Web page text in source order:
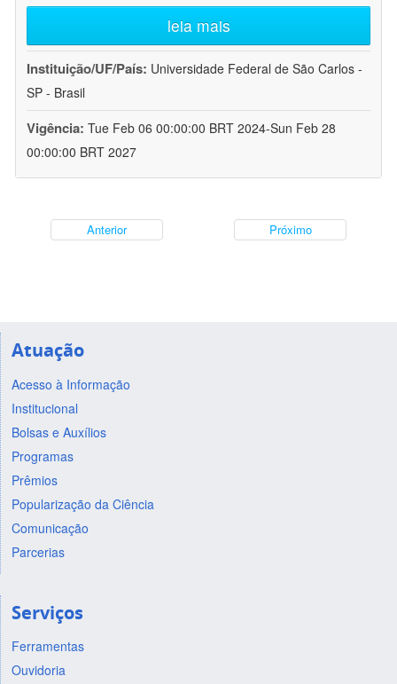
leia mais
Instituição/UF/País: Universidade Federal de São Carlos -
SP - Brasil
Vigência: Tue Feb 06 00:00:00 BRT 2024-Sun Feb 28
00:00:00 BRT 2027
Anterior Próximo
Atuação
Acesso à Informação
Institucional
Bolsas e Auxílios
Programas
Prêmios
Popularização da Ciência
Comunicação
Parcerias
Serviços
Ferramentas
Ouvidoria